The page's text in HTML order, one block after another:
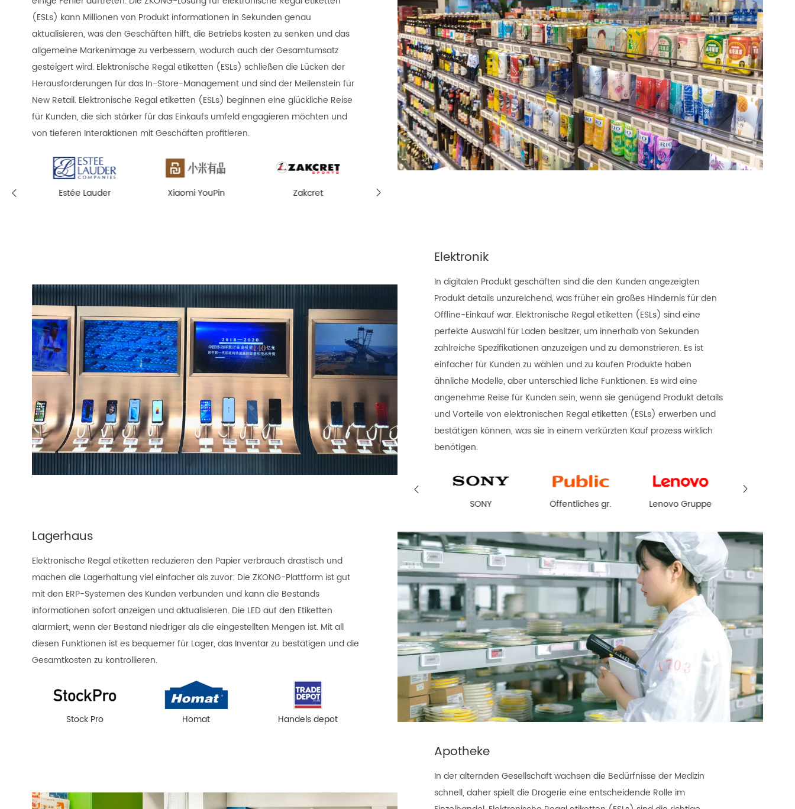
(ESLs) kann Millionen von Produkt informationen in Sekunden genau
aktualisieren, was den Geschäften hilft, die Betriebs kosten zu senken und das
allgemeine Markenimage zu verbessern, wodurch auch der Gesamtumsatz
gesteigert wird. Elektronische Regal etiketten (ESLs) schließen die Lücken der
Herausforderungen für das In-Store-Management und sind der Meilenstein für
New Retail. Elektronische Regal etiketten (ESLs) beginnen eine glückliche Reise
für Kunden, die sich stärker für das Einkaufs umfeld engagieren möchten und
von tieferen Interaktionen mit Geschäften profitieren.
Xiaomi YouPin Zakcret BESTORE
Digitale Innovation im
 
Elektronik
In digitalen Produkt geschäften sind die den Kunden angezeigten
Produkt details unzureichend, was früher ein großes Hindernis für den
Offline-Einkauf war. Elektronische Regal etiketten (ESLs) sind eine
perfekte Auswahl für Laden besitzer, um innerhalb von Sekunden
zahlreiche Spezifikationen anzuzeigen und zu demonstrieren. Es ist
einfacher für Kunden zu wählen und zu kaufen Produkte haben
ähnliche Modelle, aber unterschied liche Funktionen. Es wird eine
angenehme Reise für Kunden sein, wenn sie genügend Produkt details
und Vorteile von elektronischen Regal etiketten (ESLs) erwerben und
bestätigen können, was sie in einem verkürzten Kauf prozess wirklich
benötigen.
Öffentliches gr. Lenovo Gruppe China Mobile
 
Lagerhaus
Elektronische Regal etiketten reduzieren den Papier verbrauch drastisch und
machen die Lagerhaltung viel einfacher als zuvor: Die ZKONG-Plattform ist gut
mit den ERP-Systemen des Kunden verbunden und kann die Bestands
informationen sofort anzeigen und aktualisieren. Die LED auf den Etiketten
alarmiert, wenn der Bestand niedriger als die eingestellten Mengen ist. Mit all
diesen Funktionen ist es bequemer für Lager, das Inventar zu bestätigen und die
Gesamtkosten zu kontrollieren.
Stock Pro Homat Handels depot
Apotheke
In der alternden Gesellschaft wachsen die Bedürfnisse der Medizin
schnell, daher spielt die Drogerie eine entscheidende Rolle im